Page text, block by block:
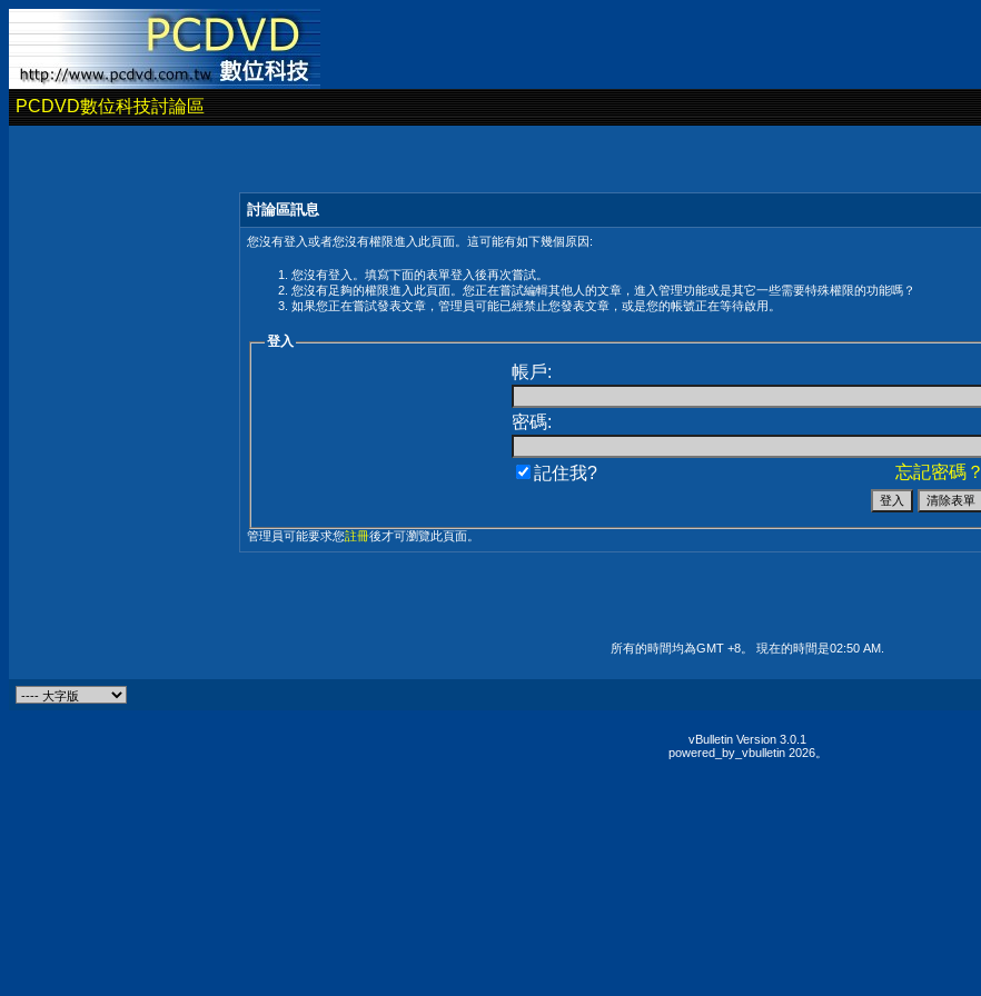
PCDVD數位科技討論區
討論區訊息
您沒有登入或者您沒有權限進入此頁面。這可能有如下幾個原因:
您沒有登入。填寫下面的表單登入後再次嘗試。
您沒有足夠的權限進入此頁面。您正在嘗試編輯其他人的文章，進入管理功能或是其它一些需要特殊權限的功能嗎？
如果您正在嘗試發表文章，管理員可能已經禁止您發表文章，或是您的帳號正在等待啟用。
登入
帳戶:
密碼:
忘記密碼？
記住我?
管理員可能要求您註冊後才可瀏覽此頁面。
所有的時間均為GMT +8。 現在的時間是02:50 AM
vBulletin Version 3.0.1
powered_by_vbulletin 2026。